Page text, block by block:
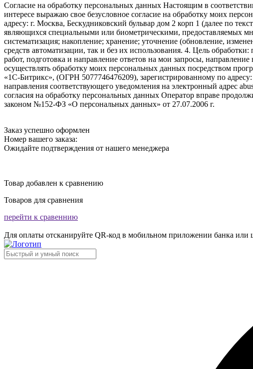
Согласие на обработку персональных данных Настоящим в
интересе выражаю свое безусловное согласие на обработку моих
адресу: г. Москва, Бескудниковский бульвар дом 2 корп 1 (далее по
являющихся специальными или биометрическими, предоставляемых
систематизация; накопление; хранение; уточнение (обновление,
средств автоматизации, так и без их использования. 4. Цель
работ, подготовка и направление ответов на мои запросы,
осуществлять обработку моих персональных данных посредством
«1С-Битрикс», (ОГРН 5077746476209), зарегистрированному по
направления соответствующего уведомления на электронный адрес
согласия на обработку персональных данных Оператор вправе
законом №152-ФЗ «О персональных данных» от 27.07.2006 г.
Заказ успешно оформлен
Номер вашего заказа:
Ожидайте подтверждения от нашего менеджера
Товар добавлен к сравнению
Товаров для сравнения
перейти к сравеннию
Для оплаты отсканируйте QR-код в мобильном приложении банка или